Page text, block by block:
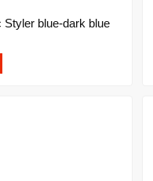
Styler blue-dark blue